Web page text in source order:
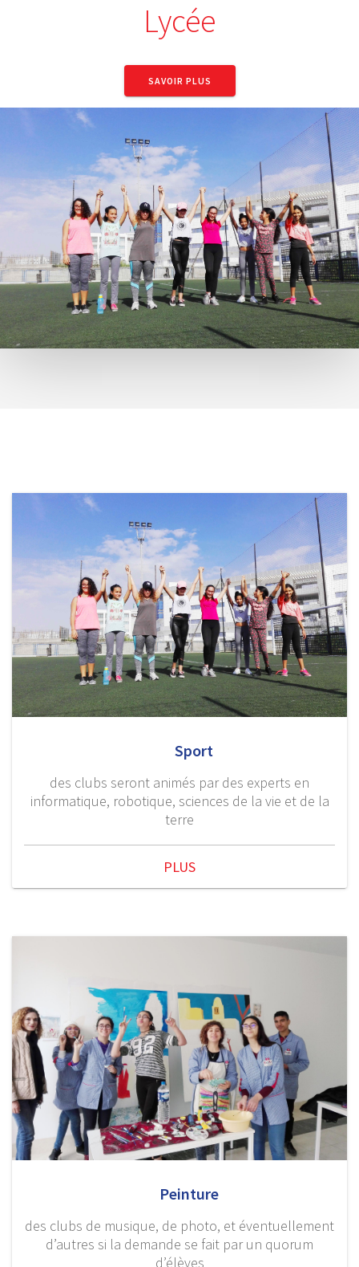
Lycée
SAVOIR PLUS
Sport
des clubs seront animés par des experts en
informatique, robotique, sciences de la vie et de la
terre
PLUS
Peinture
des clubs de musique, de photo, et éventuellement
d’autres si la demande se fait par un quorum
d’élèves